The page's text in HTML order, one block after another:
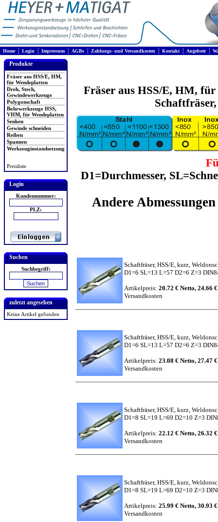
Home| Login Impressum AGBs Zahlungs- und Versandkosten Kontakt| Angebote|
Produkte
Fräser aus HSS/E, HM,
für Wendeplatten
Dreh, Stech,
Gewindewerkzeuge
Polygonschaft
Bohrwerkzeuge HSS,
VHM, für Wendeplatten
Senken
Gewinde schneiden
Reiben
Spannen
Werkzeuginstandsetzung
Preisliste
Login
Kundennummer:
PLZ:
Suchen
Suchbegriff:
zuletzt angesehen
Keine Artikel gefunden
Fräser aus HSS/E, HM,
D1=Durchmesser,
Andere
Schaftfräser, HSS/E, kurz,
D1=6 SL=13 L=57 D2=6 Z=3
Artikelpreis: 20.72 € Netto, 24.66
Versandkosten
Schaftfräser, HSS/E, kurz,
D1=6 SL=13 L=57 D2=6 Z=3
Artikelpreis: 23.08 € Netto, 27.47
Versandkosten
Schaftfräser, HSS/E, kurz,
D1=8 SL=19 L=69 D2=10 Z=3
Artikelpreis: 22.12 € Netto, 26.32
Versandkosten
Schaftfräser, HSS/E, kurz,
D1=8 SL=19 L=69 D2=10 Z=3
Artikelpreis: 25.99 € Netto, 30.93
Versandkosten